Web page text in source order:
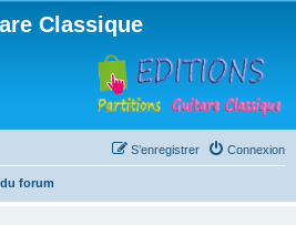
Classique
Connexion
S’enregistrer
forum